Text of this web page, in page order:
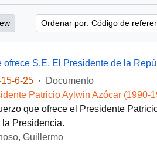
Ordenar por: Código de
ofrece S.E. El Presidente de la
6-25
·
Documento
Patricio Aylwin Azócar (1990-
que ofrece el Presidente
la Presidencia.
Guillermo